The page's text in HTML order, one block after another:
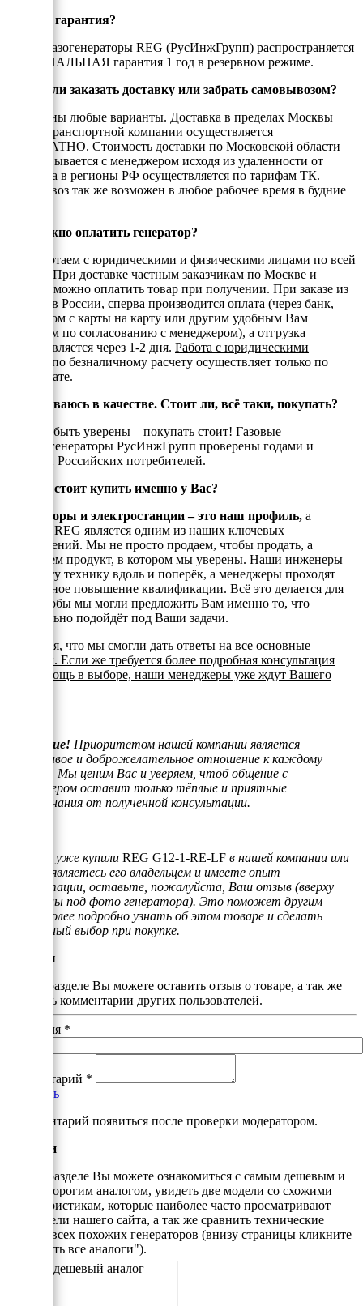
Есть ли гарантия?
На все газогенераторы REG (РусИнжГрупп) распространяется
ОФИЦИАЛЬНАЯ гарантия 1 год в резервном режиме.
Можно ли заказать доставку или забрать самовывозом?
Возможны любые варианты. Доставка в пределах Москвы
или до транспортной компании осуществляется
БЕСПЛАТНО. Стоимость доставки по Московской области
согласовывается с менеджером исходя из удаленности от
МКАД, а в регионы РФ осуществляется по тарифам ТК.
Самовывоз так же возможен в любое рабочее время в будние
Как можно оплатить генератор?
Мы работаем с юридическими и физическими лицами по всей
При доставке частным заказчикам по Москве и
области можно оплатить товар при получении. При заказе из
регионов России, сперва производится оплата (через банк,
переводом с карты на карту или другим удобным Вам
способом по согласованию с менеджером), а отгрузка
осуществляется через 1-2 дня. Работа с юридическими
по безналичному расчету осуществляет только по
предоплате.
Я сомневаюсь в качестве. Стоит ли, всё таки, покупать?
Можете быть уверены – покупать стоит! Газовые
электрогенераторы РусИнжГрупп проверены годами и
тысчами Российских потребителей.
Почему стоит купить именно у Вас?
Генераторы и электростанции – это наш профиль, а
техника REG является одним из наших ключевых
направлений. Мы не просто продаем, чтобы продать, а
реализуем продукт, в котором мы уверены. Наши инженеры
знают эту технику вдоль и поперёк, а менеджеры проходят
постоянное повышение квалификации. Всё это делается для
того, чтобы мы могли предложить Вам именно то, что
оптимально подойдёт под Ваши задачи.
Надеемся, что мы смогли дать ответы на все основные
вопросы. Если же требуется более подробная консультация
или помощь в выборе, наши менеджеры уже ждут Вашего
Внимание! Приоритетом нашей компании является
отзывчивое и доброжелательное отношение к каждому
клиенту. Мы ценим Вас и уверяем, чтоб общение с
менеджером оставит только тёплые и приятные
воспоминания от полученной консультации.
Если Вы уже купили REG G12-1-RE-LF в нашей компании или
просто являетесь его владельцем и имеете опыт
эксплуатации, оставьте, пожалуйста, Ваш отзыв (вверху
страницы под фото генератора). Это поможет другим
людям более подробно узнать об этом товаре и сделать
правильный выбор при покупке.
Отзывы
В этом разделе Вы можете оставить отзыв о товаре, а так же
почитать комментарии других пользователей.
Ваше имя *
Комментарий *
Добавить
*Комментарий появиться после проверки модератором.
Аналоги
В этом разделе Вы можете ознакомиться с самым дешевым и
самым дорогим аналогом, увидеть две модели со схожими
характеристикам, которые наиболее часто просматривают
посетители нашего сайта, а так же сравнить технические
данные всех похожих генераторов (внизу страницы кликните
"Смотреть все аналоги").
Самый дешевый аналог